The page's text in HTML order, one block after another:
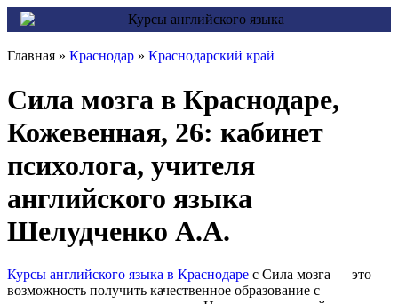
Главная » Краснодар » Краснодарский край
Сила мозга в Краснодаре,
Кожевенная, 26: кабинет
психолога, учителя
английского языка
Шелудченко А.А.
Курсы английского языка в Краснодаре с Сила мозга — это
возможность получить качественное образование с